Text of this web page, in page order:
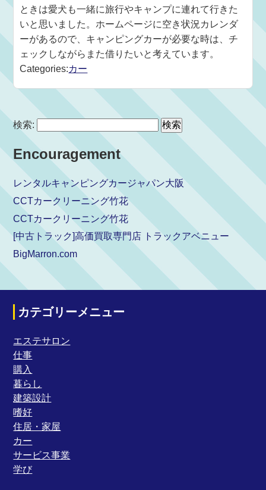
ときは愛犬も一緒に旅行やキャンプに連れて行きた
いと思いました。ホームページに空き状況カレンダ
ーがあるので、キャンピングカーが必要な時は、チ
ェックしながらまた借りたいと考えています。
Categories:カー
検索:
Encouragement
レンタルキャンピングカージャパン大阪
CCTカークリーニング竹花
CCTカークリーニング竹花
[中古トラック]高価買取専門店 トラックアベニュー
BigMarron.com
カテゴリーメニュー
エステサロン
仕事
購入
暮らし
建築設計
嗜好
住居・家屋
カー
サービス事業
学び